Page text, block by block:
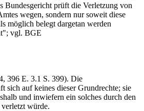
Bundesgericht prüft die Verletzung von
wegen, sondern nur soweit diese
möglich belegt dargetan werden
vgl. BGE
396 E. 3.1 S. 399). Die
sich auf keines dieser Grundrechte; sie
und inwiefern ein solches durch den
würde.